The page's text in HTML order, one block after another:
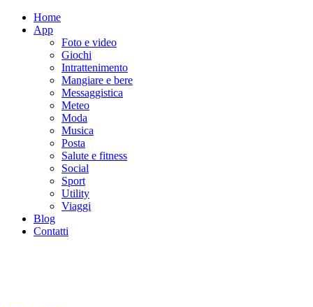
Home
App
Foto e video
Giochi
Intrattenimento
Mangiare e bere
Messaggistica
Meteo
Moda
Musica
Posta
Salute e fitness
Social
Sport
Utility
Viaggi
Blog
Contatti